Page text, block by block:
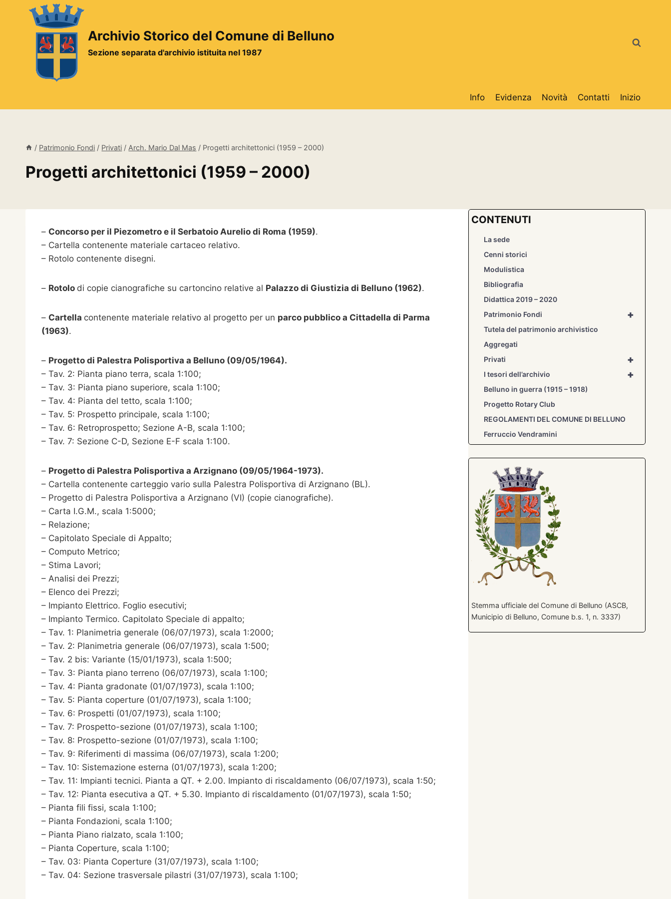
contenuto
Archivio Storico del Comune di Belluno
Sezione separata d'archivio istituita nel 1987
Info Evidenza Novità Contatti Inizio
/ Patrimonio Fondi / Privati / Arch. Mario Dal Mas / Progetti architettonici (1959 – 2000)
Progetti architettonici (1959 – 2000)
– Concorso per il Piezometro e il Serbatoio Aurelio di Roma (1959).
– Cartella contenente materiale cartaceo relativo.
– Rotolo contenente disegni.
– Rotolo di copie cianografiche su cartoncino relative al Palazzo di Giustizia di Belluno (1962).
– Cartella contenente materiale relativo al progetto per un parco pubblico a Cittadella di Parma
(1963).
– Progetto di Palestra Polisportiva a Belluno (09/05/1964).
– Tav. 2: Pianta piano terra, scala 1:100;
– Tav. 3: Pianta piano superiore, scala 1:100;
– Tav. 4: Pianta del tetto, scala 1:100;
– Tav. 5: Prospetto principale, scala 1:100;
– Tav. 6: Retroprospetto; Sezione A-B, scala 1:100;
– Tav. 7: Sezione C-D, Sezione E-F scala 1:100.
– Progetto di Palestra Polisportiva a Arzignano (09/05/1964-1973).
– Cartella contenente carteggio vario sulla Palestra Polisportiva di Arzignano (BL).
– Progetto di Palestra Polisportiva a Arzignano (VI) (copie cianografiche).
– Carta I.G.M., scala 1:5000;
– Relazione;
– Capitolato Speciale di Appalto;
– Computo Metrico;
– Stima Lavori;
– Analisi dei Prezzi;
– Elenco dei Prezzi;
– Impianto Elettrico. Foglio esecutivi;
– Impianto Termico. Capitolato Speciale di appalto;
– Tav. 1: Planimetria generale (06/07/1973), scala 1:2000;
– Tav. 2: Planimetria generale (06/07/1973), scala 1:500;
– Tav. 2 bis: Variante (15/01/1973), scala 1:500;
– Tav. 3: Pianta piano terreno (06/07/1973), scala 1:100;
– Tav. 4: Pianta gradonate (01/07/1973), scala 1:100;
– Tav. 5: Pianta coperture (01/07/1973), scala 1:100;
– Tav. 6: Prospetti (01/07/1973), scala 1:100;
– Tav. 7: Prospetto-sezione (01/07/1973), scala 1:100;
– Tav. 8: Prospetto-sezione (01/07/1973), scala 1:100;
– Tav. 9: Riferimenti di massima (06/07/1973), scala 1:200;
– Tav. 10: Sistemazione esterna (01/07/1973), scala 1:200;
– Tav. 11: Impianti tecnici. Pianta a QT. + 2.00. Impianto di riscaldamento (06/07/1973), scala 1:50;
– Tav. 12: Pianta esecutiva a QT. + 5.30. Impianto di riscaldamento (01/07/1973), scala 1:50;
– Pianta fili fissi, scala 1:100;
– Pianta Fondazioni, scala 1:100;
– Pianta Piano rialzato, scala 1:100;
– Pianta Coperture, scala 1:100;
– Tav. 03: Pianta Coperture (31/07/1973), scala 1:100;
– Tav. 04: Sezione trasversale pilastri (31/07/1973), scala 1:100;
CONTENUTI
La sede
Cenni storici
Modulistica
Bibliografia
Didattica 2019 – 2020
+
Patrimonio Fondi
Tutela del patrimonio archivistico
Aggregati
+
Privati
+
I tesori dell’archivio
Belluno in guerra (1915 – 1918)
Progetto Rotary Club
REGOLAMENTI DEL COMUNE DI BELLUNO
Ferruccio Vendramini
Stemma ufficiale del Comune di Belluno (ASCB,
Municipio di Belluno, Comune b.s. 1, n. 3337)